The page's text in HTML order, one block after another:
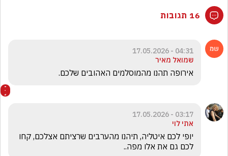
16 תגובות
04:31 - 17.05.2026
שמואל מאיר
אירופה תהנו מהמוסלמים האהובים שלכם.
03:17 - 17.05.2026
אתי לוי
לכם גם את אלו מפה..